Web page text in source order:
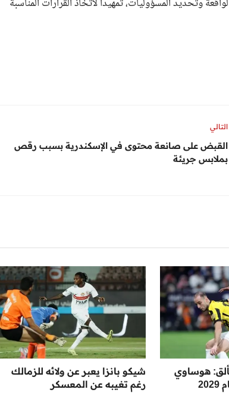
التالي
القبض على صانعة محتوى في الإسكندرية بسبب رقص
بملابس جريئة
هوساوي
شيكو بانزا يعبر عن ولائه للزمالك
رغم تغيبه عن المعسكر